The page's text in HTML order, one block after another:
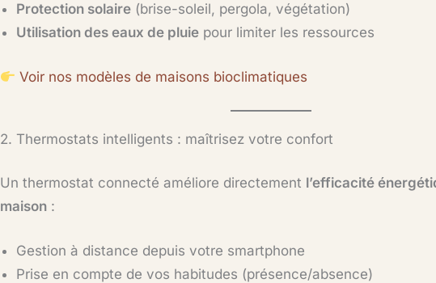
Protection solaire (brise-soleil, pergola, végétation)
Utilisation des eaux de pluie pour limiter les ressources
Voir nos modèles de maisons bioclimatiques
2. Thermostats intelligents : maîtrisez votre confort
Un thermostat connecté améliore directement l’efficacité
maison :
Gestion à distance depuis votre smartphone
Prise en compte de vos habitudes (présence/absence)